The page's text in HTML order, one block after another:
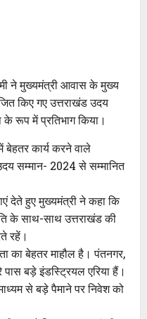
ने मुख्यमंत्री आवास के मुख्य
किए गए उत्तराखंड उदय
रूप में प्रतिभाग किया।
बेहतर कार्य करने वाले
सम्मान- 2024 से सम्मानित
देते हुए मुख्यमंत्री ने कहा कि
के साथ-साथ उत्तराखंड की
रहें।
का बेहतर माहौल है। पंतनगर,
पास बड़े इंडस्ट्रियल एरिया हैं।
से बड़े पैमाने पर निवेश को